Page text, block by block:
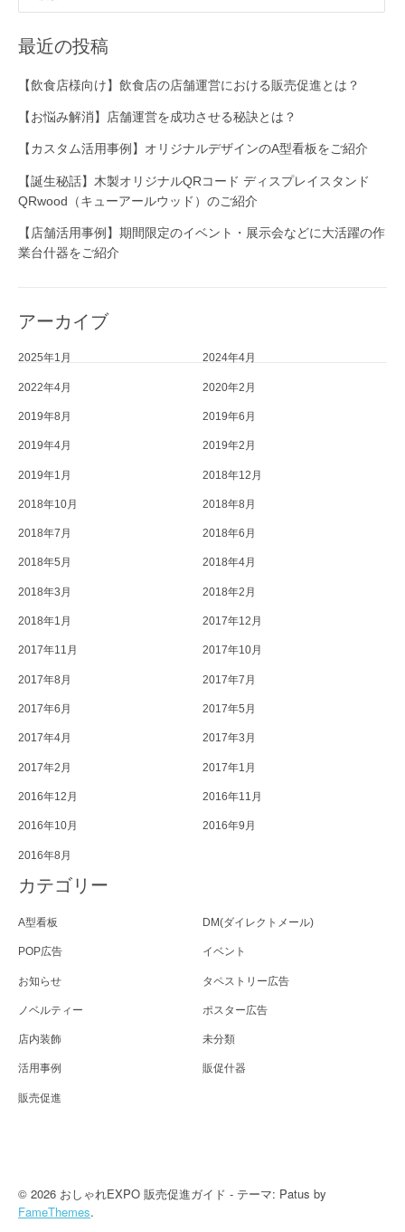
E
用
ポ
ス
ー
・
O
P
販
促
ル
最近の投稿
【飲食店様向け】飲食店の店舗運営における販売促進とは？
【お悩み解消】店舗運営を成功させる秘訣とは？
【カスタム活用事例】オリジナルデザインのA型看板をご紹介
【誕生秘話】木製オリジナルQRコード ディスプレイスタンド
QRwood（キューアールウッド）のご紹介
【店舗活用事例】期間限定のイベント・展示会などに大活躍の作
業台什器をご紹介
アーカイブ
2025年1月 2024年4月
2022年4月 2020年2月
2019年8月 2019年6月
2019年4月 2019年2月
2019年1月 2018年12月
2018年10月 2018年8月
2018年7月 2018年6月
2018年5月 2018年4月
2018年3月 2018年2月
2018年1月 2017年12月
2017年11月 2017年10月
2017年8月 2017年7月
2017年6月 2017年5月
2017年4月 2017年3月
2017年2月 2017年1月
2016年12月 2016年11月
2016年10月 2016年9月
2016年8月
カテゴリー
A型看板 DM(ダイレクトメール)
POP広告 イベント
お知らせ タペストリー広告
ノベルティー ポスター広告
店内装飾 未分類
活用事例 販促什器
販売促進
© 2026 おしゃれEXPO 販売促進ガイド - テーマ: Patus by
FameThemes.